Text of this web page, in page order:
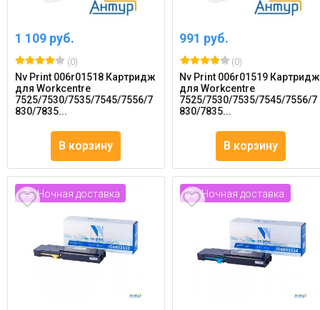
1 109 руб.
(0)
Nv Print 006r01518 Картридж
для Workcentre
7525/7530/7535/7545/7556/7
830/7835...
В корзину
991 руб.
(0)
Nv Print 006r01519 Картридж
для Workcentre
7525/7530/7535/7545/7556/7
830/7835...
В корзину
Ночная доставка Ночная доставка